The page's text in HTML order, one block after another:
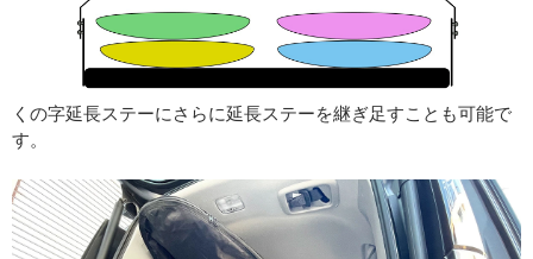
くの字延長ステーにさらに延長ステーを継ぎ足すことも可能で
す。